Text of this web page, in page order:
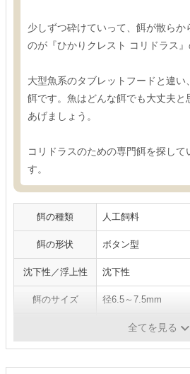
少しずつ砕けていって、餌が散らか
のが『ひかりクレスト コリドラス』
大型魚系のタブレットフードと違い
餌です。魚はどんな餌でも大丈夫と
あげましょう。
コリドラスのための専門餌を探し
す。
餌の種類 人工飼料
餌の形状 ボタン型
沈下性／浮上性 沈下性
餌のサイズ 径6.5～7.5mm
コリドラス全てを見る